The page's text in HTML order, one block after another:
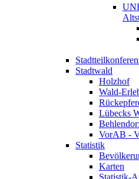
Stadtwald
Holzhof
Wald-
Lübecks
VorAB -
Statistik
Karten
Statistik-